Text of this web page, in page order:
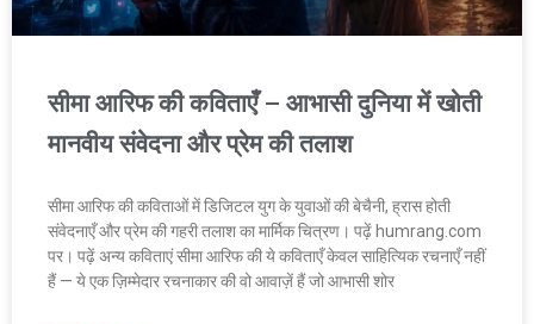
सीमा आरिफ की कविताएँ – आभासी दुनिया में खोती
मानवीय संवेदना और प्रेम की तलाश
सीमा आरिफ की कविताओं में डिजिटल युग के युवाओं की बेचैनी, ह्रास होती
संवेदनाएँ और प्रेम की गहरी तलाश का मार्मिक चित्रण। पढ़ें humrang.com
पर। पढ़ें अन्य कविताएं सीमा आरिफ की ये कविताएँ केवल साहित्यिक रचनाएँ नहीं
हैं — ये एक ज़िम्मेदार रचनाकार की वो आवाज़ें हैं जो आभासी शोर